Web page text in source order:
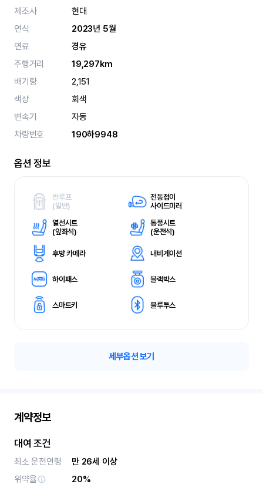
제조사
현대
연식
2023년 5월
연료
경유
주행거리
19,297km
배기량
2,151
색상
회색
변속기
자동
차량번호
190하9948
옵션 정보
썬루프
(일반)
전동접이
사이드미러
열선시트
(앞좌석)
통풍시트
(운전석)
후방 카메라 내비게이션
하이패스 블랙박스
스마트키 블루투스
세부옵션 보기
계약정보
대여 조건
최소 운전연령
만 26세 이상
위약율
20%